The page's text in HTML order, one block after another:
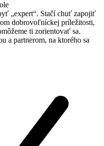
„expert“. Stačí chuť zapojiť
dobrovoľníckej príležitosti,
ti zorientovať sa.
a partnerom, na ktorého sa